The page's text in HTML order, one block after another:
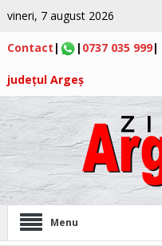
vineri, 7 august 2026
Contact | | 0737 035 999|
județul Argeș
Menu